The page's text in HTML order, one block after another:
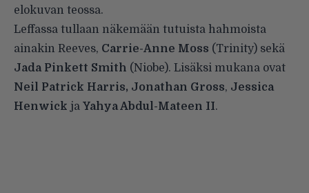
elokuvan teossa.
Leffassa tullaan näkemään tutuista hahmoista
ainakin Reeves, Carrie-Anne Moss (Trinity) sekä
Jada Pinkett Smith (Niobe). Lisäksi mukana ovat
Neil Patrick Harris, Jonathan Gross, Jessica
Henwick ja Yahya Abdul-Mateen II.